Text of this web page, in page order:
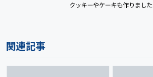
クッキーやケーキも作りました
関連記事